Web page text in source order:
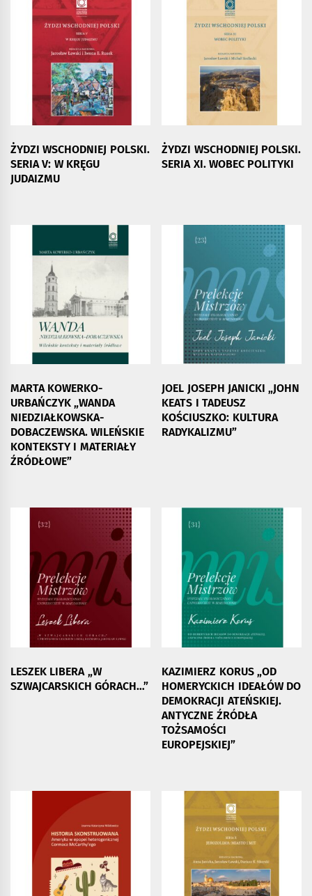
ŻYDZI WSCHODNIEJ POLSKI.
SERIA V: W KRĘGU
JUDAIZMU
ŻYDZI WSCHODNIEJ POLSKI.
SERIA XI. WOBEC POLITYKI
MARTA KOWERKO-
URBAŃCZYK „WANDA
NIEDZIAŁKOWSKA-
DOBACZEWSKA. WILEŃSKIE
KONTEKSTY I MATERIAŁY
ŹRÓDŁOWE”
JOEL JOSEPH JANICKI „JOHN
KEATS I TADEUSZ
KOŚCIUSZKO: KULTURA
RADYKALIZMU”
LESZEK LIBERA „W
SZWAJCARSKICH GÓRACH…”
KAZIMIERZ KORUS „OD
HOMERYCKICH IDEAŁÓW DO
DEMOKRACJI ATEŃSKIEJ.
ANTYCZNE ŹRÓDŁA
TOŻSAMOŚCI
EUROPEJSKIEJ”